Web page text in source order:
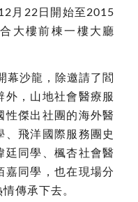
月22日開始至2015
大樓前棟一樓大廳
幕沙龍，除邀請了閻
外，山地社會醫療服
性傑出社團的海外醫
、飛洋國際服務團史
廷同學、楓杏社會醫
嘉同學，也在現場分
傳承下去。